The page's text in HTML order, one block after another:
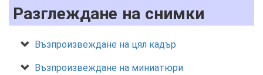
Разглеждане на снимки
Възпроизвеждане на цял кадър
Възпроизвеждане на миниатюри